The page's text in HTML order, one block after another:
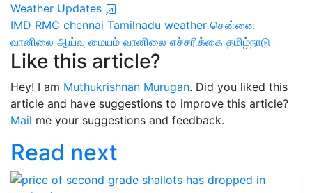
Weather Updates
IMD RMC chennai Tamilnadu weather சென்னை
வானிலை ஆய்வு மையம் வானிலை எச்சரிக்கை தமிழ்நாடு
Like this article?
Hey! I am Muthukrishnan Murugan. Did you liked this
article and have suggestions to improve this article?
Mail me your suggestions and feedback.
Read next